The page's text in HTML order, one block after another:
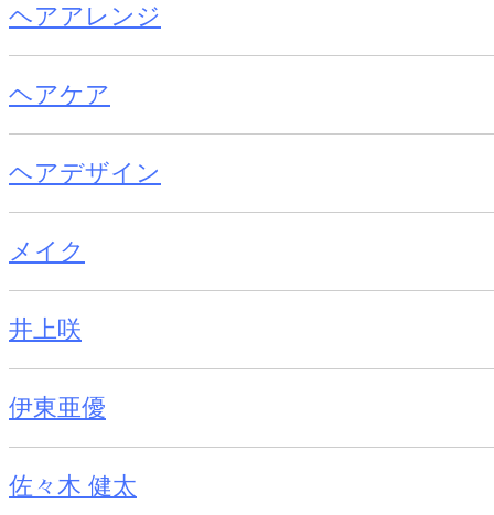
ヘアアレンジ
ヘアケア
ヘアデザイン
メイク
井上咲
伊東亜優
佐々木 健太